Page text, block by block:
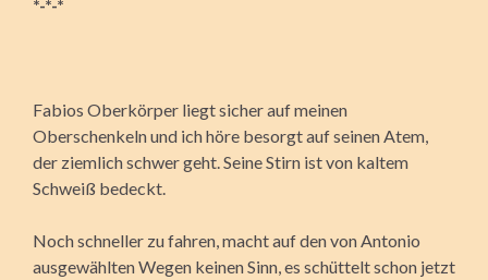
*-*-*
Fabios Oberkörper liegt sicher auf meinen
Oberschenkeln und ich höre besorgt auf seinen Atem,
der ziemlich schwer geht. Seine Stirn ist von kaltem
Schweiß bedeckt.
Noch schneller zu fahren, macht auf den von Antonio
ausgewählten Wegen keinen Sinn, es schüttelt schon jetzt